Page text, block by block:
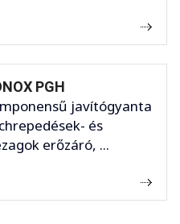
PGH
javítógyanta
és
erőzáró, ...